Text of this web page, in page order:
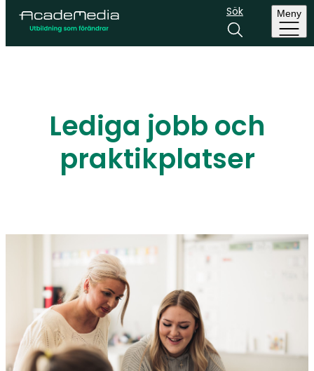
Sök Meny
Lediga jobb och
praktikplatser